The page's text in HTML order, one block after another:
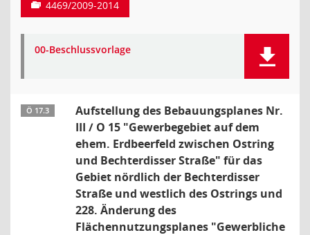
4469/2009-2014
00-Beschlussvorlage
Ö 17.3
Aufstellung des Bebauungsplanes Nr.
III / O 15 "Gewerbegebiet auf dem
ehem. Erdbeerfeld zwischen Ostring
und Bechterdisser Straße" für das
Gebiet nördlich der Bechterdisser
Straße und westlich des Ostrings und
228. Änderung des
Flächennutzungsplanes "Gewerbliche